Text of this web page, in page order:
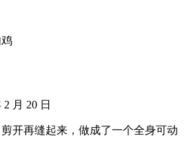
月 20 日
开再缝起来，做成了一个全身可动